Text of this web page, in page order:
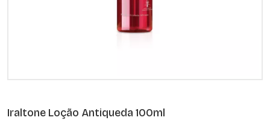
Iraltone Loção Antiqueda 100ml